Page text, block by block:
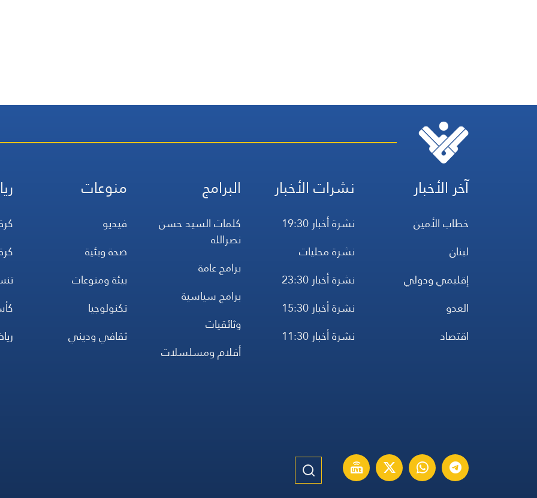
آخر الأخبار
خطاب الأمين
لبنان
إقليمي ودولي
العدو
اقتصاد
نشرات الأخبار
نشرة أخبار 19:30
نشرة محليات
نشرة أخبار 23:30
نشرة أخبار 15:30
نشرة أخبار 11:30
البرامج
كلمات السيد حسن
نصرالله
برامج عامة
برامج سياسية
وثائقيات
أفلام ومسلسلات
منوعات
فيديو
صحة وبئية
بيئة ومنوعات
تكنولوجيا
ثقافي وديني